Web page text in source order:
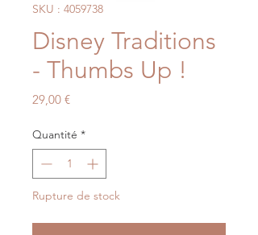
SKU : 4059738
Disney Traditions
- Thumbs Up !
29,00 €Prix
Quantité *
Rupture de stock